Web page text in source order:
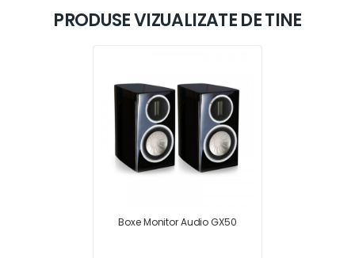
PRODUSE VIZUALIZATE DE TINE
Boxe Monitor Audio GX50